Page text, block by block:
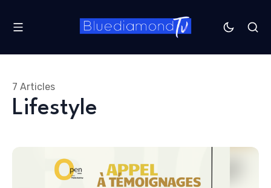
Lifestyle
7 Articles